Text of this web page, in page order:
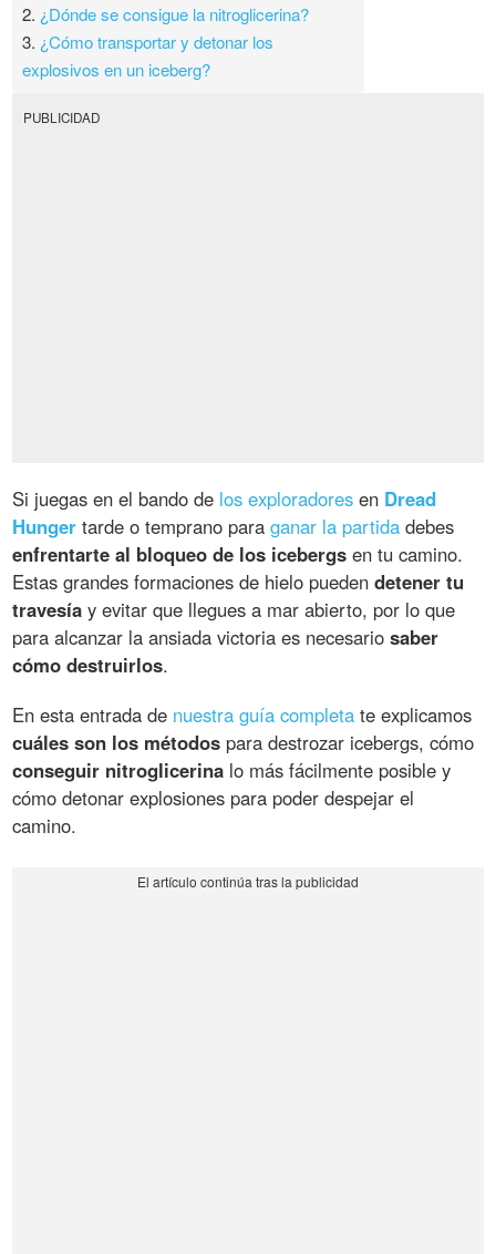
2. ¿Dónde se consigue la nitroglicerina?
3. ¿Cómo transportar y detonar los
explosivos en un iceberg?
PUBLICIDAD
Si juegas en el bando de los exploradores en Dread
Hunger tarde o temprano paraganar la partida debes
enfrentarte al bloqueo de los icebergs en tu camino.
Estas grandes formaciones de hielo puedendetener tu
travesía y evitar que llegues a mar abierto, por lo que
para alcanzar la ansiada victoria es necesariosaber
cómo destruirlos.
En esta entrada de nuestra guía completa te explicamos
cuáles son los métodos para destrozar icebergs, cómo
conseguir nitroglicerina lo más fácilmente posible y
cómo detonar explosiones para poder despejar el
camino.